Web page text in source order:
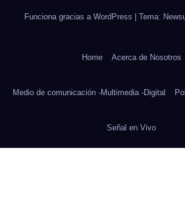
Funciona gracias a WordPress Tema:
Home Acerca de Nosotros
Medio de comunicación -Multimedia -Digital
Señal en Vivo